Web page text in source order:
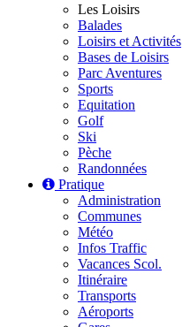
Les Loisirs
Balades
Loisirs et Activités
Bases de Loisirs
Parc Aventures
Sports
Equitation
Golf
Ski
Pèche
Randonnées
Pratique
Administration
Communes
Météo
Infos Traffic
Vacances Scol.
Itinéraire
Transports
Aéroports